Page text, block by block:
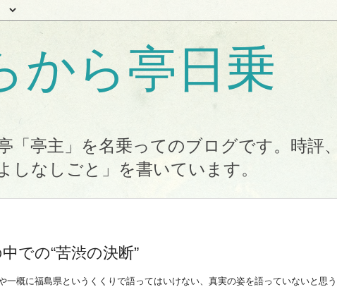
から亭日乗
「亭主」を名乗ってのブログです。時評
しなしごと」を書いています。
中での“苦渋の決断”
一概に福島県というくくりで語ってはいけない、真実の姿を語っていないと思う